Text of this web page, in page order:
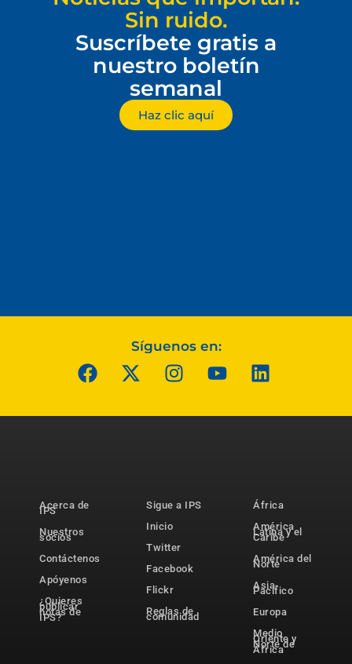
Sin ruido.
Suscríbete gratis a
nuestro boletín
semanal
Haz clic aquí
Síguenos en:
Acerca de
IPS
Nuestros
socios
Contáctenos
Apóyenos
¿Quieres
publicar
notas de
IPS?
Sigue a IPS
Inicio
Twitter
Facebook
Flickr
Reglas de
comunidad
África
América
Latina y el
Caribe
América del
Norte
Asia-
Pacífico
Europa
Medio
Oriente y
Norte de
África